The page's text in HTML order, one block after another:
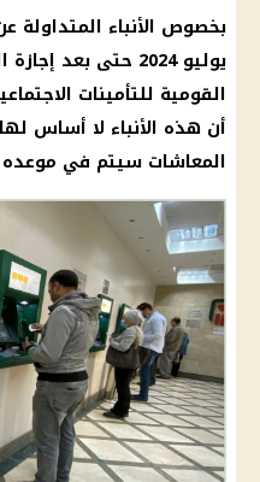
بخصوص الأنباء
يوليو 2024 حتى
القومية للتأمينات
أن هذه الأنباء لا أساس
المعاشات سيتم في موعده